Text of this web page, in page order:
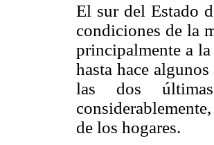
El sur del Estado
condiciones de la
principalmente a
hasta hace
las dos
de los hogares.